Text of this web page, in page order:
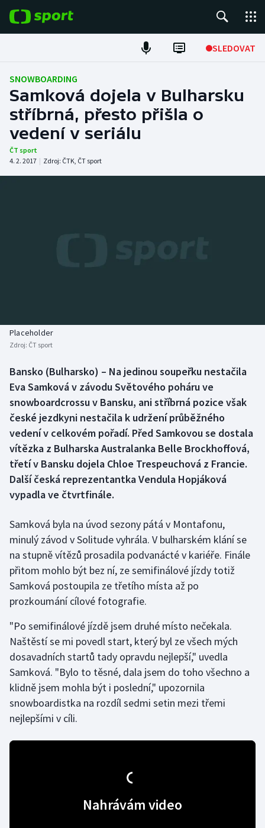
SLEDOVAT
Fotbal
Hokej
Tenis
Atletika
Biatlon
Box
Curling
Dostihy
Florbal
Futsal
Golf
Gymnastika
Házená
Judo
Krasobruslení
Lezení
Lyže a snowboard
Aplikace ČT sport
SNOWBOARDING
Samková dojela v Bulharsku
stříbrná, přesto přišla o
vedení v seriálu
ČT sport
4. 2. 2017 | Zdroj: ČTK, ČT sport
Placeholder
Zdroj: ČT sport
Bansko (Bulharsko) – Na jedinou soupeřku nestačila
Eva Samková v závodu Světového poháru ve
snowboardcrossu v Bansku, ani stříbrná pozice však
české jezdkyni nestačila k udržení průběžného
vedení v celkovém pořadí. Před Samkovou se dostala
vítězka z Bulharska Australanka Belle Brockhoffová,
třetí v Bansku dojela Chloe Trespeuchová z Francie.
Další česká reprezentantka Vendula Hopjáková
vypadla ve čtvrtfinále.
Samková byla na úvod sezony pátá v Montafonu,
minulý závod v Solitude vyhrála. V bulharském klání se
na stupně vítězů prosadila podvanácté v kariéře. Finále
přitom mohlo být bez ní, ze semifinálové jízdy totiž
Samková postoupila ze třetího místa až po
prozkoumání cílové fotografie.
"Po semifinálové jízdě jsem druhé místo nečekala.
Naštěstí se mi povedl start, který byl ze všech mých
dosavadních startů tady opravdu nejlepší," uvedla
Samková. "Bylo to těsné, dala jsem do toho všechno a
klidně jsem mohla být i poslední," upozornila
snowboardistka na rozdíl sedmi setin mezi třemi
nejlepšími v cíli.
Nahrávám video